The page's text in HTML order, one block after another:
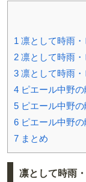
1 凛として時雨
2 凛として時雨
3 凛として時雨
4 ピエール中野
5 ピエール中野
6 ピエール中野
7 まとめ
凛として時雨